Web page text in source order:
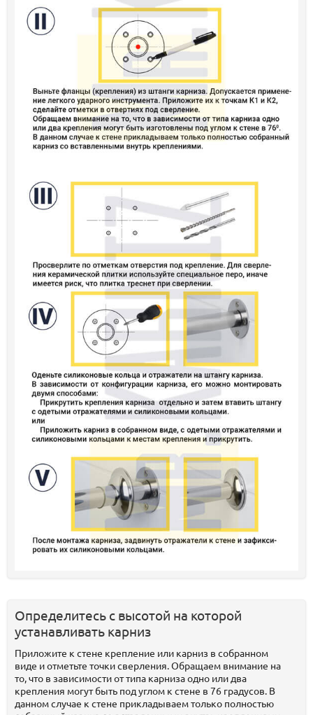
Определитесь с высотой на которой
устанавливать карниз
Приложите к стене крепление или карниз в собранном
виде и отметьте точки сверления. Обращаем внимание на
то, что в зависимости от типа карниза одно или два
крепления могут быть под углом к стене в 76 градусов. В
данном случае к стене прикладываем только полностью